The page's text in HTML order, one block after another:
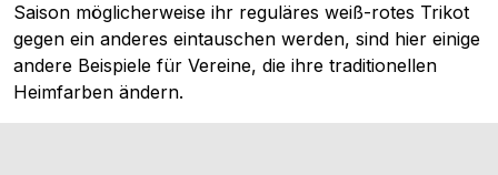
Saison möglicherweise ihr reguläres weiß-rotes Trikot
gegen ein anderes eintauschen werden, sind hier einige
andere Beispiele für Vereine, die ihre traditionellen
Heimfarben ändern.